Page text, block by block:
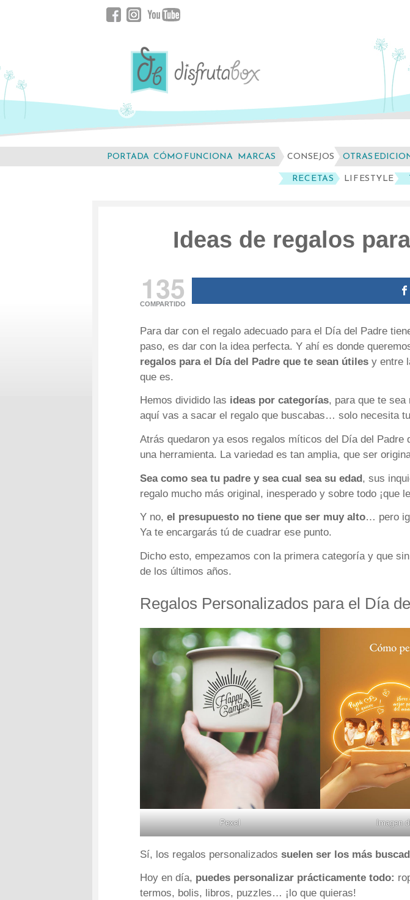
Facebook
Instagram
YouTube
PORTADA CÓMO FUNCIONA MARCAS
CONSEJOS
RECETAS
LIFESTYLE
OTRAS
Ideas de regalos
135
COMPARTIDO
Para dar con el regalo adecuado para el Día del Padre
paso, es dar con la idea perfecta. Y ahí es donde
regalos para el Día del Padre que te sean útilesy entre
que es.
Hemos dividido las ideas por categorías, para que te
aquí vas a sacar el regalo que buscabas… solo necesita
Atrás quedaron ya esos regalos míticos del Día del
una herramienta. La variedad es tan amplia, que ser
Sea como sea tu padre y sea cual sea su edad, sus
regalo mucho más original, inesperado y sobre todo ¡que
Y no,el presupuesto no tiene que ser muy alto… pero
Ya te encargarás tú de cuadrar ese punto.
Dicho esto, empezamos con la primera categoría y que
de los últimos años.
Regalos Personalizados para el Día
Pexel Imagen
Sí, los regalos personalizados suelen ser los más
Hoy en día, puedes personalizar prácticamente todo:
termos, bolis, libros, puzzles… ¡lo que quieras!